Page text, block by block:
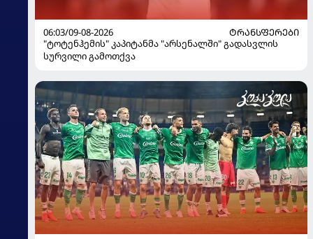
06:03/09-08-2026
ᲢᲠᲐᲜᲡᲤᲔᲠᲔᲑᲘ
"ტოტენჰემის" კაპიტანმა "არსენალში" გადასვლის
სურვილი გამოთქვა